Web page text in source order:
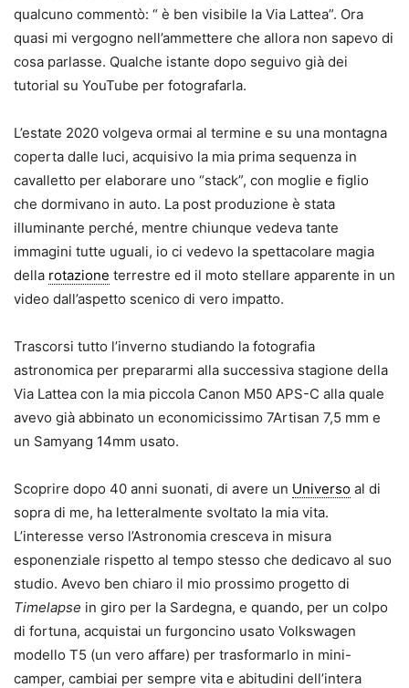
qualcuno commentò: “ è ben visibile la Via Lattea”. Ora
quasi mi vergogno nell’ammettere che allora non sapevo di
cosa parlasse. Qualche istante dopo seguivo già dei
tutorial su YouTube per fotografarla.
L’estate 2020 volgeva ormai al termine e su una montagna
coperta dalle luci, acquisivo la mia prima sequenza in
cavalletto per elaborare uno “stack”, con moglie e figlio
che dormivano in auto. La post produzione è stata
illuminante perché, mentre chiunque vedeva tante
immagini tutte uguali, io ci vedevo la spettacolare magia
della rotazione terrestre ed il moto stellare apparente in un
video dall’aspetto scenico di vero impatto.
Trascorsi tutto l’inverno studiando la fotografia
astronomica per prepararmi alla successiva stagione della
Via Lattea con la mia piccola Canon M50 APS-C alla quale
avevo già abbinato un economicissimo 7Artisan 7,5 mm e
un Samyang 14mm usato.
Scoprire dopo 40 anni suonati, di avere un Universo al di
sopra di me, ha letteralmente svoltato la mia vita.
L’interesse verso l’Astronomia cresceva in misura
esponenziale rispetto al tempo stesso che dedicavo al suo
studio. Avevo ben chiaro il mio prossimo progetto di
Timelapse in giro per la Sardegna, e quando, per un colpo
di fortuna, acquistai un furgoncino usato Volkswagen
modello T5 (un vero affare) per trasformarlo in mini-
camper, cambiai per sempre vita e abitudini dell’intera